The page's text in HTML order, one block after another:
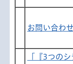
お問い合わ
「『3つの